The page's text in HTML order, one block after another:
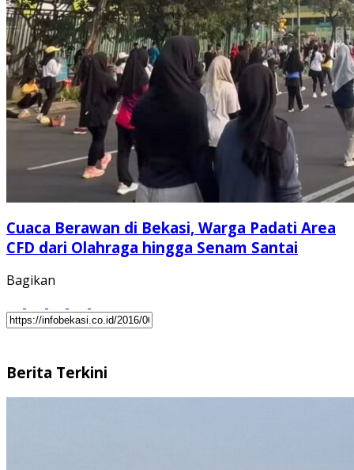
Cuaca Berawan di Bekasi, Warga Padati Area
CFD dari Olahraga hingga Senam Santai
Bagikan
Berita Terkini